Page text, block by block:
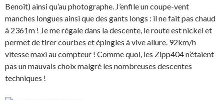
Benoît) ainsi qu’au photographe. J’enfile un coupe-vent
manches longues ainsi que des gants longs : il ne fait pas chaud
à 2361m ! Je me régale dans la descente, le route est nickel et
permet de tirer courbes et épingles à vive allure. 92km/h
vitesse maxi au compteur ! Comme quoi, les Zipp404 n’étaient
pas un mauvais choix malgré les nombreuses descentes
techniques !